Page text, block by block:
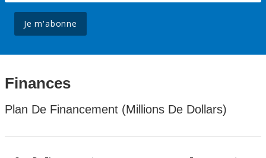
Je m'abonne
Finances
Plan De Financement (Millions De Dollars)